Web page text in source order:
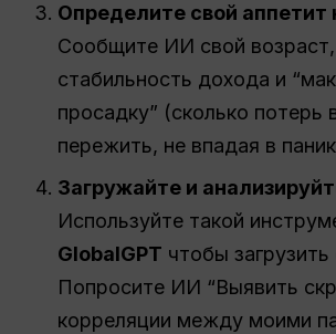
Определите свой аппетит
Сообщите ИИ свой возраст,
стабильность дохода и
просадку” (сколько
пережить, не впадая в
Загружайте и
Используйте такой
GlobalGPT чтобы
Попросите ИИ “Выявить
корреляции между моими